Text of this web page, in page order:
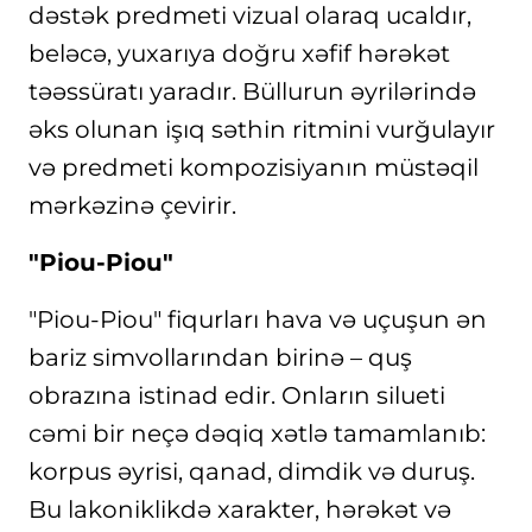
dəstək predmeti vizual olaraq ucaldır,
beləcə, yuxarıya doğru xəfif hərəkət
təəssüratı yaradır. Büllurun əyrilərində
əks olunan işıq səthin ritmini vurğulayır
və predmeti kompozisiyanın müstəqil
mərkəzinə çevirir.
"Piou-Piou"
"Piou-Piou" fiqurları hava və uçuşun ən
bariz simvollarından birinə – quş
obrazına istinad edir. Onların silueti
cəmi bir neçə dəqiq xətlə tamamlanıb:
korpus əyrisi, qanad, dimdik və duruş.
Bu lakoniklikdə xarakter, hərəkət və